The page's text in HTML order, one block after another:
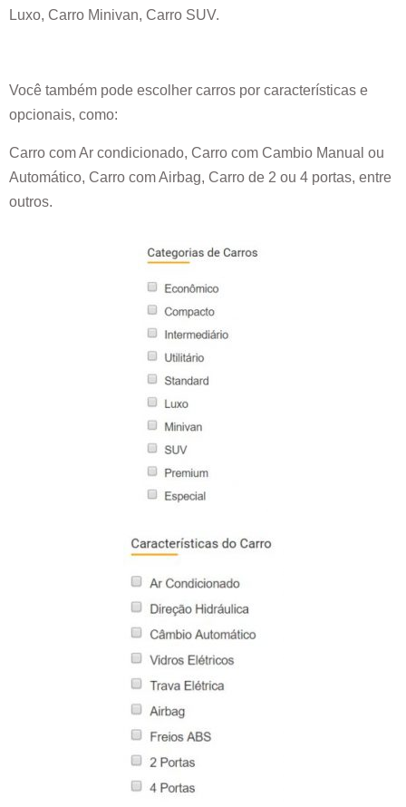
Luxo, Carro Minivan, Carro SUV.
Você também pode escolher carros por características e
opcionais, como:
Carro com Ar condicionado, Carro com Cambio Manual ou
Automático, Carro com Airbag, Carro de 2 ou 4 portas, entre
outros.